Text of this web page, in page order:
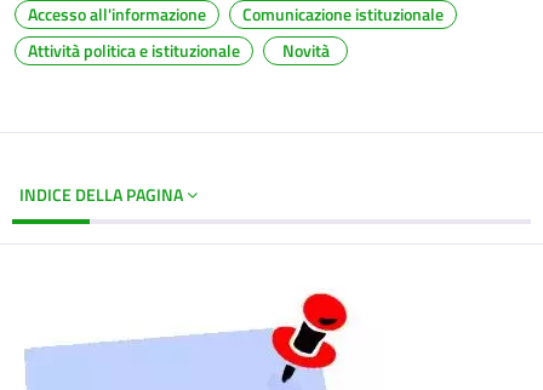
Accesso all'informazione
Comunicazione istituzionale
Attività politica e istituzionale
Novità
INDICE DELLA PAGINA